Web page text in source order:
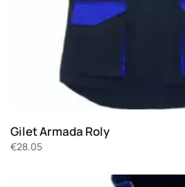
Gilet Armada Roly
€28.05